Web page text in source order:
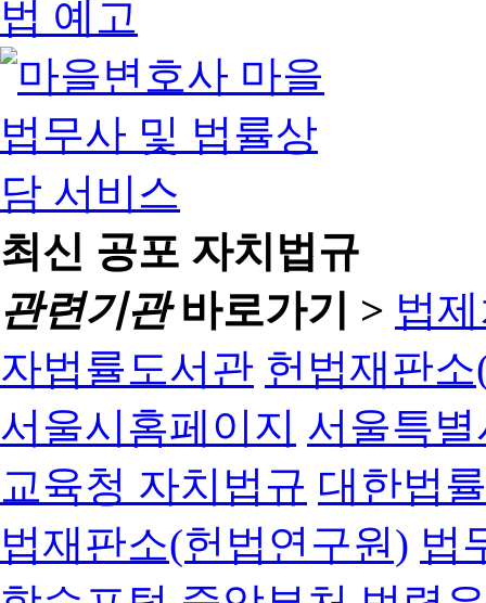
최신 공포 자치법규
관련기관바로가기 > 법
자법률도서관 헌법재판
서울시홈페이지 서울특
교육청 자치법규 대한법
법재판소(헌법연구원) 법